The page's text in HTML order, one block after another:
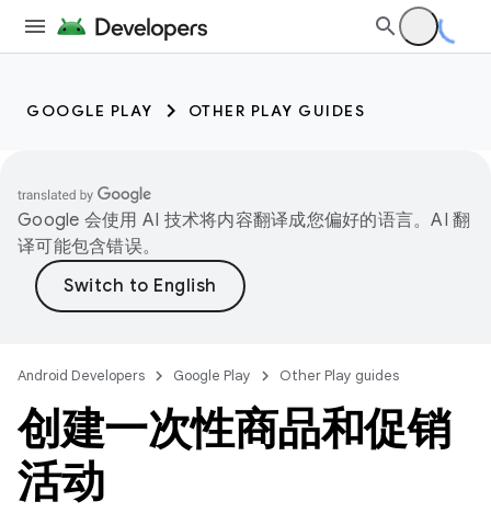
GOOGLE PLAY OTHER PLAY GUIDES
Google 会使用 AI 技术将内容翻译成您偏好的语言。AI 翻
译可能包含错误。
Android Developers Google Play Other Play guides
创建一次性商品和促销
活动